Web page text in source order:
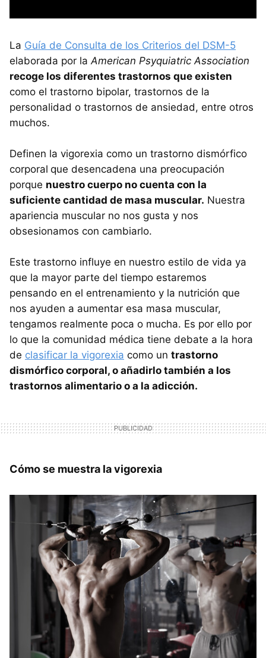
La Guía de Consulta de los Criterios del DSM-5
elaborada por la American Psyquiatric Association
recoge los diferentes trastornos que existen
como el trastorno bipolar, trastornos de la
personalidad o trastornos de ansiedad, entre otros
muchos.
Definen la vigorexia como un trastorno dismórfico
corporal que desencadena una preocupación
porque nuestro cuerpo no cuenta con la
suficiente cantidad de masa muscular. Nuestra
apariencia muscular no nos gusta y nos
obsesionamos con cambiarlo.
Este trastorno influye en nuestro estilo de vida ya
que la mayor parte del tiempo estaremos
pensando en el entrenamiento y la nutrición que
nos ayuden a aumentar esa masa muscular,
tengamos realmente poca o mucha. Es por ello por
lo que la comunidad médica tiene debate a la hora
de clasificar la vigorexia como un trastorno
dismórfico corporal, o añadirlo también a los
trastornos alimentario o a la adicción.
Cómo se muestra la vigorexia